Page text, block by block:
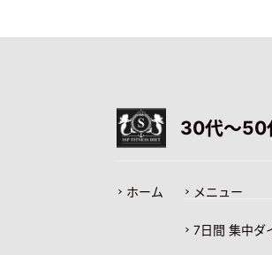
30代〜50
ホーム メニュー
7日間 集中ダ